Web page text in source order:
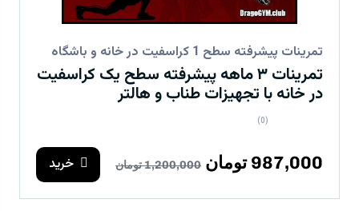
تمرینات پیشرفته سطح 1 کراسفیت در خانه و باشگاه
تمرینات ۳ ماهه پیشرفته سطح یک کراسفیت
در خانه با تجهیزات طناب و هالتر
(0)
987,000 تومان 1,200,000 تومان خرید